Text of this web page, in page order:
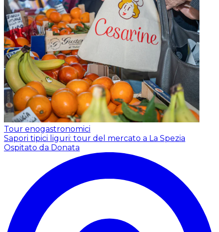
Tour enogastronomici
Sapori tipici liguri: tour del mercato a La Spezia
Ospitato da Donata